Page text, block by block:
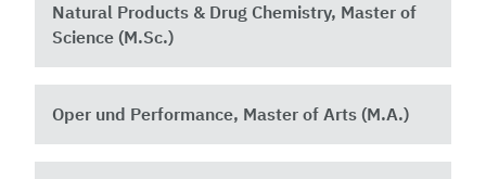
Natural Products & Drug Chemistry, Master of
Science (M.Sc.)
Oper und Performance, Master of Arts (M.A.)